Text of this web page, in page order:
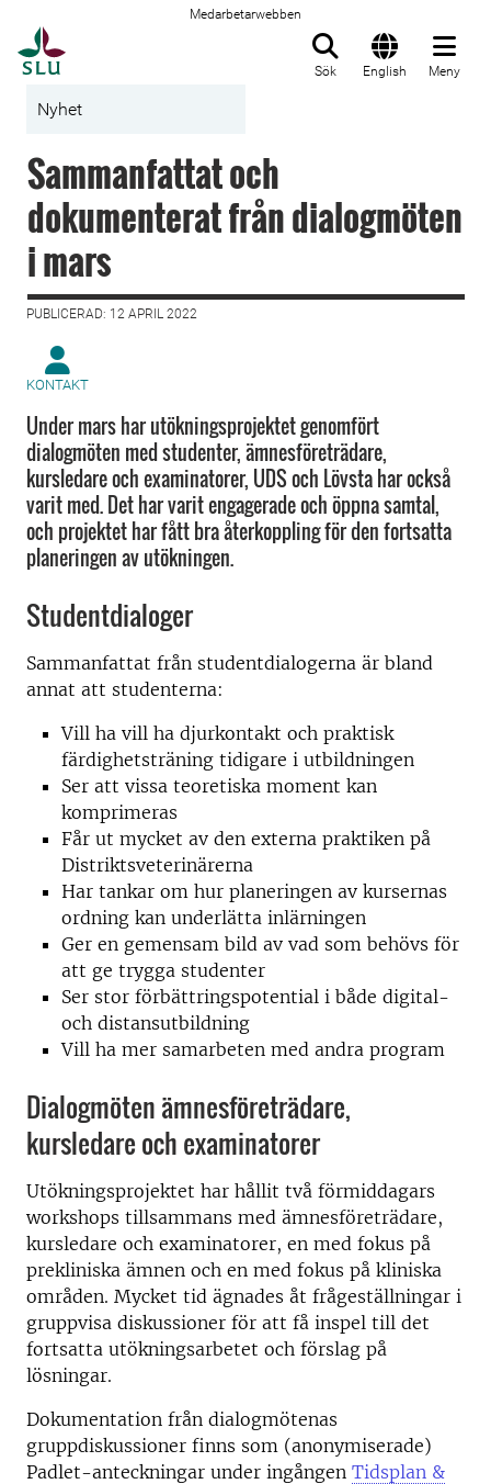
Medarbetarwebben
Sök English Meny
Nyhet
Sammanfattat och
dokumenterat från dialogmöten
i mars
PUBLICERAD: 12 APRIL 2022
KONTAKT
Under mars har utökningsprojektet genomfört
dialogmöten med studenter, ämnesföreträdare,
kursledare och examinatorer, UDS och Lövsta har också
varit med. Det har varit engagerade och öppna samtal,
och projektet har fått bra återkoppling för den fortsatta
planeringen av utökningen.
Studentdialoger
Sammanfattat från studentdialogerna är bland
annat att studenterna:
Vill ha vill ha djurkontakt och praktisk
färdighetsträning tidigare i utbildningen
Ser att vissa teoretiska moment kan
komprimeras
Får ut mycket av den externa praktiken på
Distriktsveterinärerna
Har tankar om hur planeringen av kursernas
ordning kan underlätta inlärningen
Ger en gemensam bild av vad som behövs för
att ge trygga studenter
Ser stor förbättringspotential i både digital-
och distansutbildning
Vill ha mer samarbeten med andra program
Dialogmöten ämnesföreträdare,
kursledare och examinatorer
Utökningsprojektet har hållit två förmiddagars
workshops tillsammans med ämnesföreträdare,
kursledare och examinatorer, en med fokus på
prekliniska ämnen och en med fokus på kliniska
områden. Mycket tid ägnades åt frågeställningar i
gruppvisa diskussioner för att få inspel till det
fortsatta utökningsarbetet och förslag på
lösningar.
Dokumentation från dialogmötenas
gruppdiskussioner finns som (anonymiserade)
Padlet-anteckningar under ingången Tidsplan &